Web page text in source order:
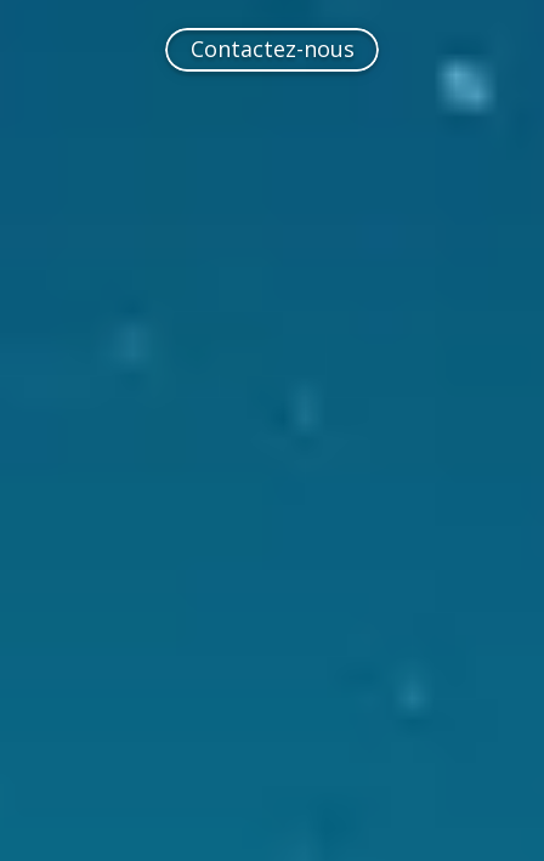
Contactez-nous